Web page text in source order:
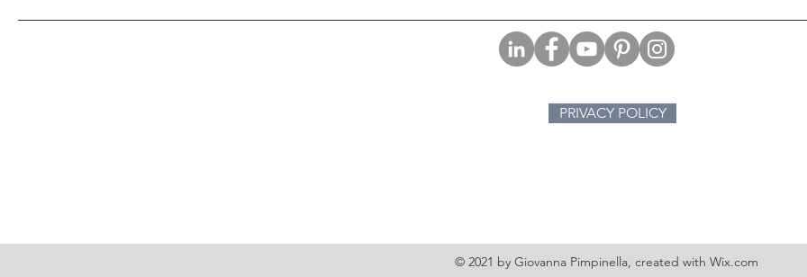
PRIVACY POLICY
© 2021 by Giovanna Pimpinella, created with Wix.com